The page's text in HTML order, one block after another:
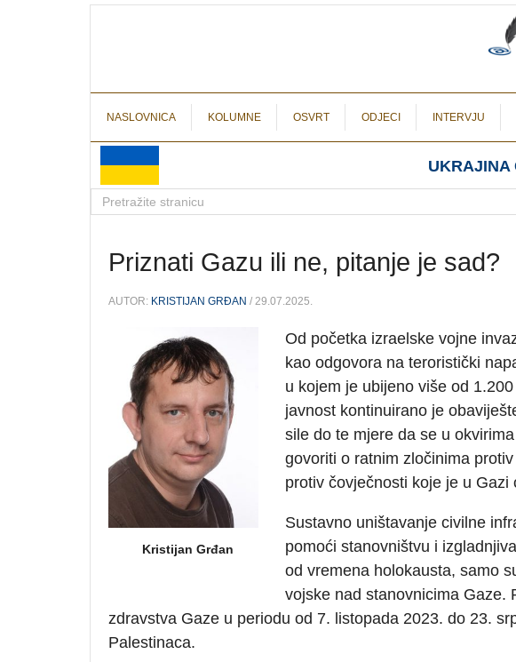
NASLOVNICA KOLUMNE OSVRT ODJECI INTERVJU
UKRAJINA
Priznati Gazu ili ne, pitanje je sad?
AUTOR: KRISTIJAN GRĐAN / 29.07.2025.
Kristijan Grđan
Od početka izraelske vojne
kao odgovora na teroristički
u kojem je ubijeno više od
javnost kontinuirano je
sile do te mjere da se u
govoriti o ratnim zločinima
protiv čovječnosti koje je u
Sustavno uništavanje civilne
pomoći stanovništvu i
od vremena holokausta, samo
vojske nad stanovnicima Gaze.
zdravstva Gaze u periodu od 7. listopada 2023. do 23.
Palestinaca.